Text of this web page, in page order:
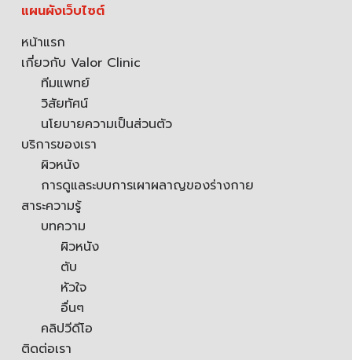
แผนผังเว็บไซต์
หน้าแรก
เกี่ยวกับ Valor Clinic
ทีมแพทย์
วิสัยทัศน์
นโยบายความเป็นส่วนตัว
บริการของเรา
ผิวหนัง
การดูแลระบบการเผาผลาญของร่างกาย
สาระความรู้
บทความ
ผิวหนัง
ตับ
หัวใจ
อื่นๆ
คลิปวีดีโอ
ติดต่อเรา